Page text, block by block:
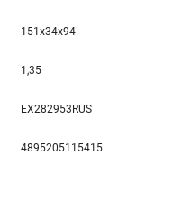
151x34x94
1,35
EX282953RUS
4895205115415